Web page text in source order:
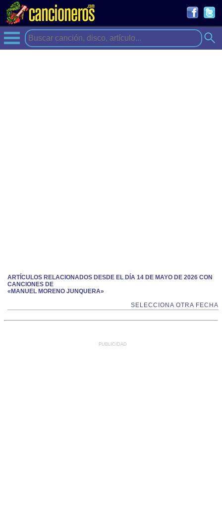
ARTÍCULOS RELACIONADOS DESDE EL DÍA 14 DE MAYO DE 2026 CON
CANCIONES DE
«MANUEL MORENO JUNQUERA»
SELECCIONA OTRA FECHA
PUBLICIDAD